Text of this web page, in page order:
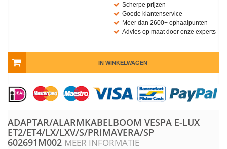
Scherpe prijzen
Goede klantenservice
Meer dan 2600+ ophaalpunten
Advies op maat door onze experts
IN WINKELWAGEN
ADAPTAR/ALARMKABELBOOM VESPA E-LUX
ET2/ET4/LX/LXV/S/PRIMAVERA/SP
602691M002 MEER INFORMATIE